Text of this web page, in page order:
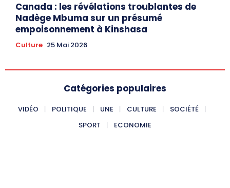
Canada : les révélations troublantes de
Nadège Mbuma sur un présumé
empoisonnement à Kinshasa
Culture 25 Mai 2026
Catégories populaires
VIDÉO POLITIQUE UNE CULTURE
SOCIÉTÉ
SPORT
ECONOMIE